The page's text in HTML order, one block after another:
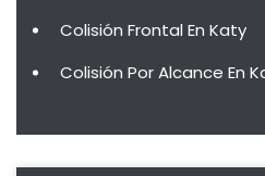
Colisión Frontal En Katy
Colisión Por Alcance En